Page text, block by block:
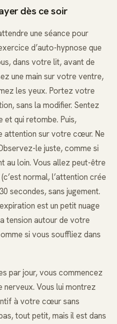
dès ce soir
une séance pour
d’auto-hypnose que
dans votre lit, avant de
une main sur votre ventre,
les yeux. Portez votre
sans la modifier. Sentez
qui retombe. Puis,
attention sur votre cœur. Ne
le juste, comme si
au loin. Vous allez peut-être
normal, l’attention crée
secondes, sans jugement.
est un petit nuage
tension autour de votre
si vous souffliez dans
par jour, vous commencez
Vous lui montrez
à votre cœur sans
tout petit, mais il est dans